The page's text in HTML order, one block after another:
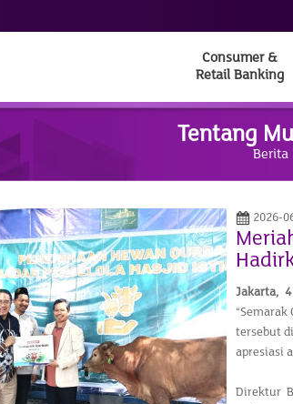
Consumer &
Retail Banking
Tentang
Berita
2026-
Jakarta,
tersebut
apresiasi
Direktur